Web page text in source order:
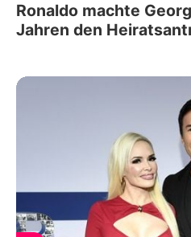
Ronaldo machte
Jahren den